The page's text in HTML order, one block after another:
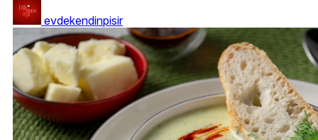
evdekendinpisir